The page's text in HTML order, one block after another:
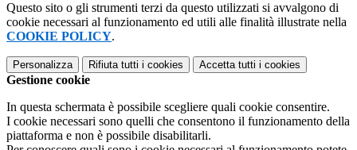
Questo sito o gli strumenti terzi da questo utilizzati si avvalgono di
cookie necessari al funzionamento ed utili alle finalità illustrate nella
COOKIE POLICY.
Personalizza Rifiuta tutti i cookies Accetta tutti i cookies
Gestione cookie
In questa schermata è possibile scegliere quali cookie consentire.
I cookie necessari sono quelli che consentono il funzionamento della
piattaforma e non è possibile disabilitarli.